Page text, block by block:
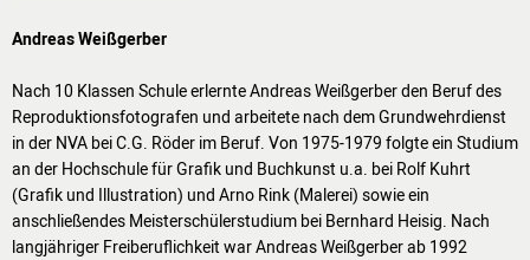
JOBS
MIETER:INNEN
FÖRDERER /
PARTNER
SPENDEN
MITGLIED
WERDEN
Andreas Weißgerber
Nach 10 Klassen Schule erlernte Andreas Weißgerber den Beruf des
Reproduktionsfotografen und arbeitete nach dem Grundwehrdienst
in der NVA bei C.G. Röder im Beruf. Von 1975-1979 folgte ein Studium
an der Hochschule für Grafik und Buchkunst u.a. bei Rolf Kuhrt
(Grafik und Illustration) und Arno Rink (Malerei) sowie ein
anschließendes Meisterschülerstudium bei Bernhard Heisig. Nach
langjähriger Freiberuflichkeit war Andreas Weißgerber ab 1992